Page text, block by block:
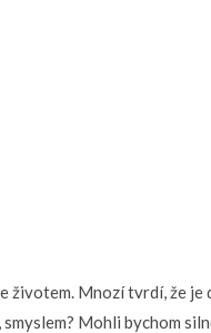
životem. Mnozí tvrdí, že
smyslem? Mohli bychom